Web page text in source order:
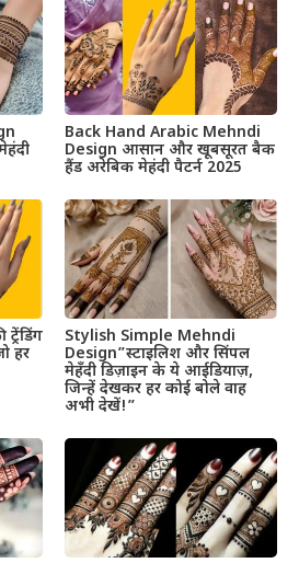
Back Hand Arabic Mehndi
Design आसान और खूबसूरत बैक
हैंड अरेबिक मेहंदी पैटर्न 2025
हर
Stylish Simple Mehndi
Design”स्टाइलिश और सिंपल
मेहँदी डिज़ाइन के ये आईडियाज़,
जिन्हें देखकर हर कोई बोले वाह
अभी देखें!”